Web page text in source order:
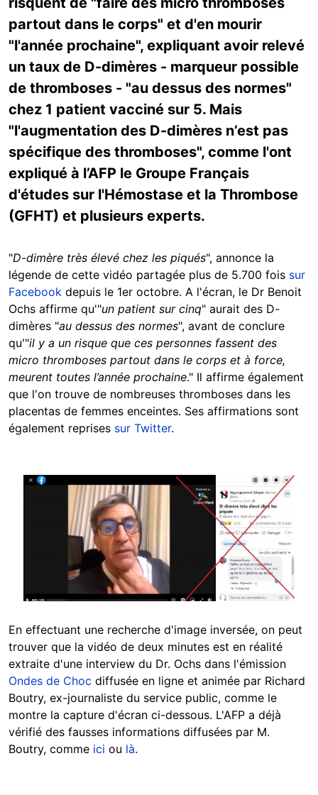
partout dans le corps" et d'en mourir
"l'année prochaine", expliquant avoir relevé
un taux de D-dimères - marqueur possible
de thromboses - "au dessus des normes"
chez 1 patient vacciné sur 5. Mais
"l'augmentation des D-dimères n’est pas
spécifique des thromboses", comme l'ont
expliqué à l’AFP le Groupe Français
d'études sur l'Hémostase et la Thrombose
(GFHT) et plusieurs experts.
"D-dimère très élevé chez les piqués", annonce la
légende de cette vidéo partagée plus de 5.700 fois sur
Facebook depuis le 1er octobre. A l'écran, le Dr Benoit
Ochs affirme qu'"un patient sur cinq" aurait des D-
dimères "au dessus des normes", avant de conclure
qu'"il y a un risque que ces personnes fassent des
micro thromboses partout dans le corps et à force,
meurent toutes l’année prochaine." Il affirme également
que l'on trouve de nombreuses thromboses dans les
placentas de femmes enceintes. Ses affirmations sont
également reprises sur Twitter.
Image
En effectuant une recherche d'image inversée, on peut
trouver que la vidéo de deux minutes est en réalité
extraite d'une interview du Dr. Ochs dans l'émission
Ondes de Choc diffusée en ligne et animée par Richard
Boutry, ex-journaliste du service public, comme le
montre la capture d'écran ci-dessous. L'AFP a déjà
vérifié des fausses informations diffusées par M.
Boutry, comme ici ou là.